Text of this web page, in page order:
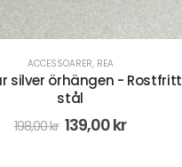
ACCESSOARER, REA
guld armband- Rostfritt stål
107,00